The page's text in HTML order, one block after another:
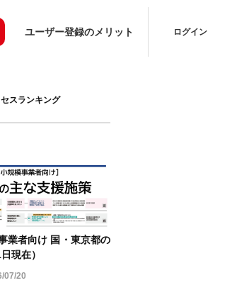
ユーザー登録のメリット ログイン
スランキング
業者向け 国・東京都の
現在）
07/20